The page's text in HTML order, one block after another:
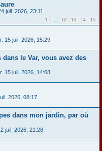
juil. 2026, 23:11
1 … 12 13 14 15
15 juil. 2026, 15:29
le Var, vous avez des
15 juil. 2026, 14:08
2026, 08:17
dans mon jardin, par où
juil. 2026, 21:28